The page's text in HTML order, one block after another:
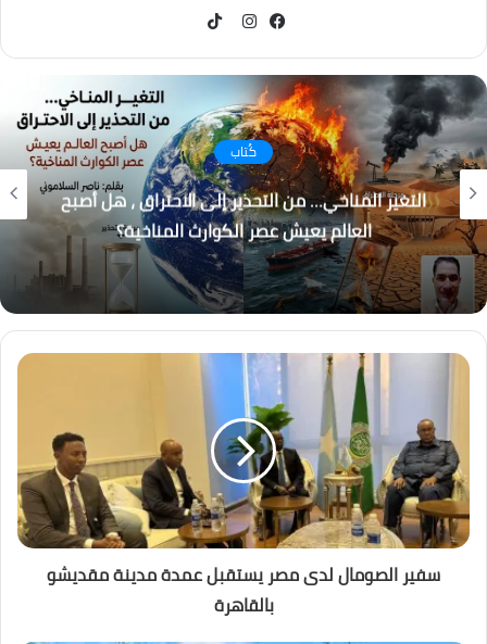
كُتاب
باب المندب.. لماذا أصبحت إيران والحوثيون التهديد
الأكبر لاستقرار المنطقة؟
سفير الصومال لدى مصر يستقبل عمدة مدينة مقديشو
بالقاهرة